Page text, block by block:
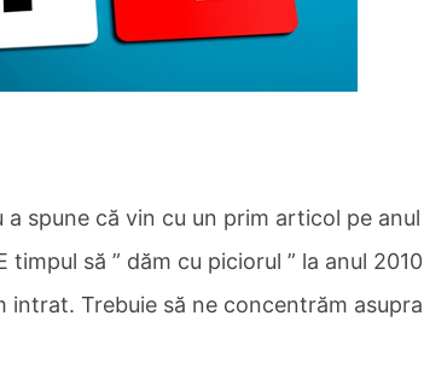
spune că vin cu un prim articol pe anul
să ” dăm cu piciorul ” la anul 2010
intrat. Trebuie să ne concentrăm asupra